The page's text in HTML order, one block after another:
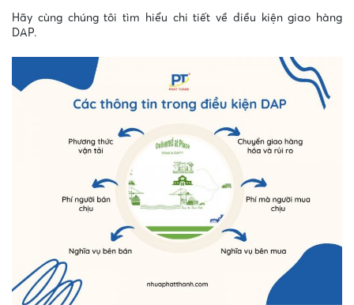
Hãy cùng chúng tôi tìm hiểu chi tiết về điều kiện giao hàng
DAP.